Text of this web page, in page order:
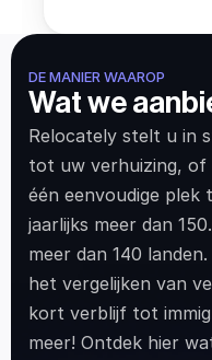
DE MANIER WAAROP
Wat we
Relocately stelt u in
tot uw verhuizing, of
één eenvoudige plek
jaarlijks meer dan
meer dan 140
het vergelijken van
kort verblijf tot
meer! Ontdek hier